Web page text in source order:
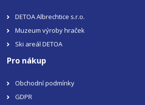
DETOA Albrechtice s.r.o.
Muzeum výroby hraček
Ski areál DETOA
Pro nákup
Obchodní podmínky
GDPR